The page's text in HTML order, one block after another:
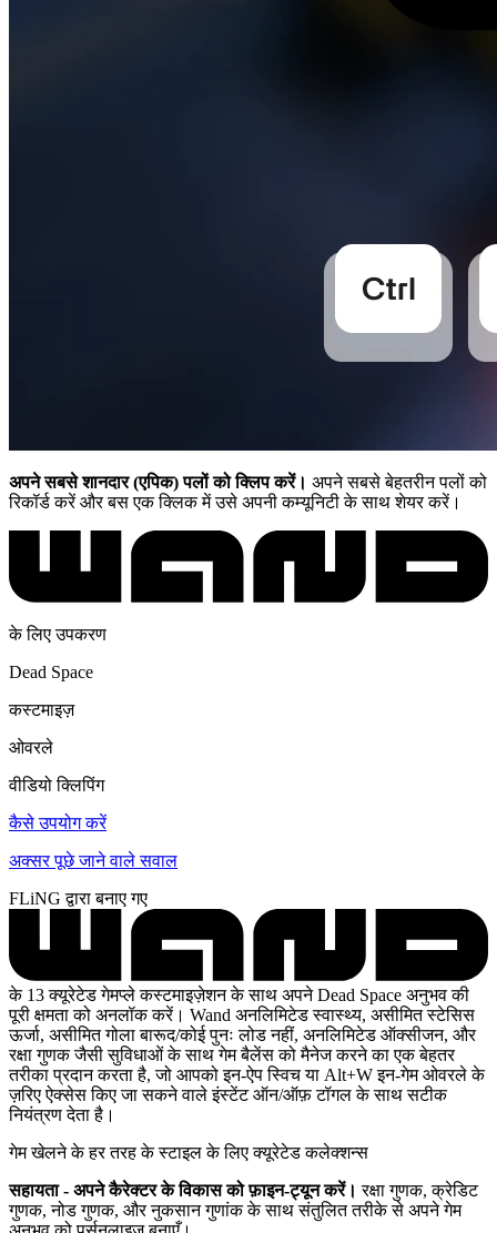
अपने सबसे शानदार (एपिक) पलों को क्लिप करें। अपने सबसे बेहतरीन पलों को
रिकॉर्ड करें और बस एक क्लिक में उसे अपनी कम्यूनिटी के साथ शेयर करें।
के लिए उपकरण
Dead Space
कस्टमाइज़
ओवरले
वीडियो क्लिपिंग
कैसे उपयोग करें
अक्सर पूछे जाने वाले सवाल
FLiNG द्वारा बनाए गए
के 13 क्यूरेटेड गेमप्ले कस्टमाइज़ेशन के साथ अपने Dead Space अनुभव की
पूरी क्षमता को अनलॉक करें। Wand अनलिमिटेड स्वास्थ्य, असीमित स्टेसिस
ऊर्जा, असीमित गोला बारूद/कोई पुनः लोड नहीं, अनलिमिटेड ऑक्सीजन, और
रक्षा गुणक जैसी सुविधाओं के साथ गेम बैलेंस को मैनेज करने का एक बेहतर
तरीका प्रदान करता है, जो आपको इन-ऐप स्विच या Alt+W इन-गेम ओवरले के
ज़रिए ऐक्सेस किए जा सकने वाले इंस्टेंट ऑन/ऑफ़ टॉगल के साथ सटीक
नियंत्रण देता है।
गेम खेलने के हर तरह के स्टाइल के लिए क्यूरेटेड कलेक्शन्स
सहायता - अपने कैरेक्टर के विकास को फ़ाइन-ट्यून करें। रक्षा गुणक, क्रेडिट
गुणक, नोड गुणक, और नुकसान गुणांक के साथ संतुलित तरीके से अपने गेम